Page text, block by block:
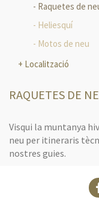
Raquetes de
Heliesquí
Motos de neu
Localització
RAQUETES DE
Visqui la muntanya
neu per itineraris
nostres guies.